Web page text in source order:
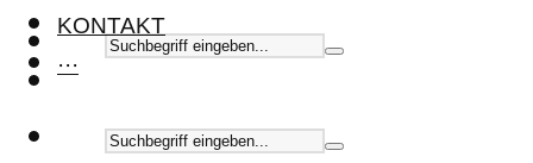
KONTAKT
···